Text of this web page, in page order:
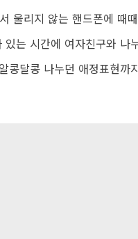
울리지 않는 핸드폰에 때
는 시간에 여자친구와 나
콩달콩 나누던 애정표현까